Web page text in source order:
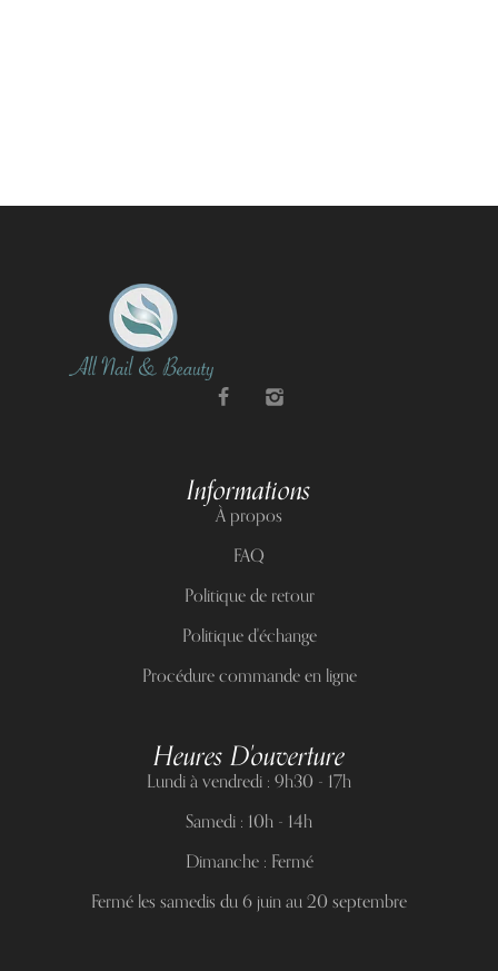
Informations
À propos
FAQ
Politique de retour
Politique d'échange
Procédure commande en ligne
Heures D'ouverture
Lundi à vendredi : 9h30 - 17h
Samedi : 10h - 14h
Dimanche : Fermé
Fermé les samedis du 6 juin au 20 septembre